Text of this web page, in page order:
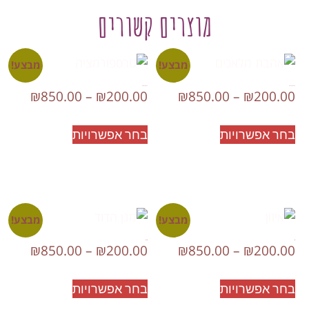
מוצרים קשורים
מבצע!
₪200.00
–
₪850.00
בחר אפשרויות
מבצע!
₪200.00
–
₪850.00
בחר אפשרויות
מבצע!
₪200.00
–
₪850.00
בחר אפשרויות
מבצע!
₪200.00
–
₪850.00
בחר אפשרויות